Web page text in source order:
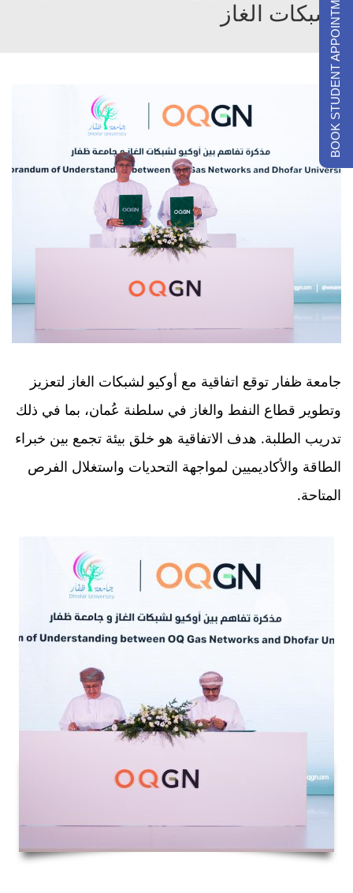
لشبكات الغاز
جامعة ظفار توقع اتفاقية مع أوكيو لشبكات الغاز لتعزيز
وتطوير قطاع النفط والغاز في سلطنة عُمان، بما في ذلك
تدريب الطلبة. هدف الاتفاقية هو خلق بيئة تجمع بين خبراء
الطاقة والأكاديميين لمواجهة التحديات واستغلال الفرص
المتاحة.
BOOK STUDENT APPOINTMENTS